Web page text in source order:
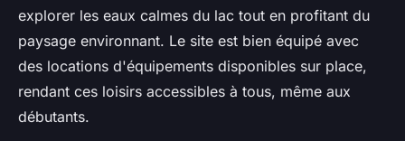
explorer les eaux calmes du lac tout en profitant du
paysage environnant. Le site est bien équipé avec
des locations d'équipements disponibles sur place,
rendant ces loisirs accessibles à tous, même aux
débutants.